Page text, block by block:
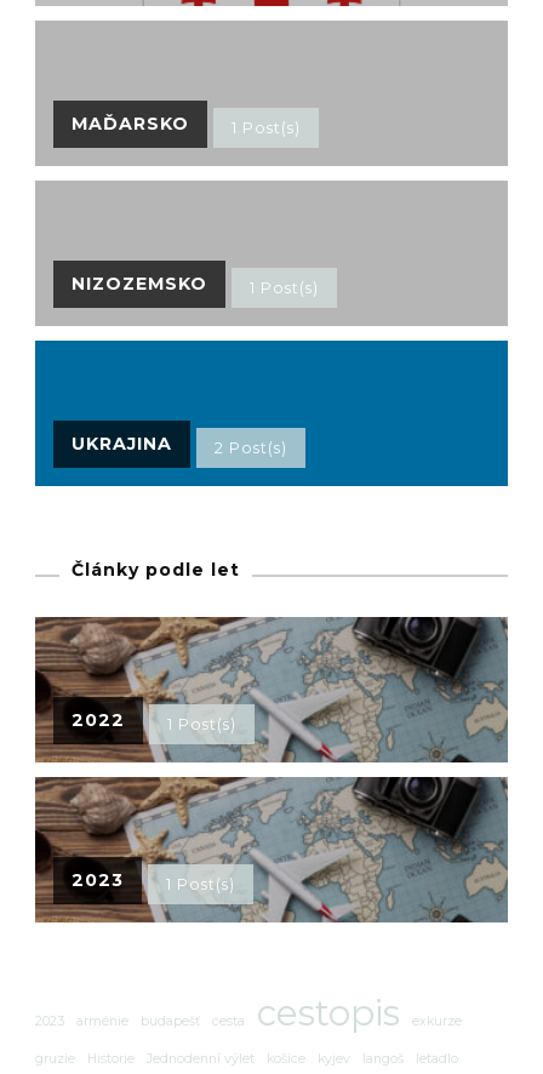
MAĎARSKO 1 Post(s)
NIZOZEMSKO 1 Post(s)
UKRAJINA 2 Post(s)
Články podle let
2022 1 Post(s)
2023 1 Post(s)
2023 arménie budapešť cesta cestopis exkurze
gruzie Historie Jednodenní výlet košice kyjev langoš letadlo